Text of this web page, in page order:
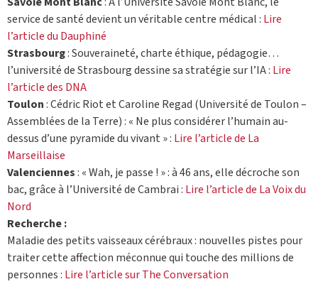
service de santé devient un véritable centre médical : Lire
l’article du Dauphiné
Strasbourg: Souveraineté, charte éthique, pédagogie…
l’université de Strasbourg dessine sa stratégie sur l’IA : Lire
l’article des DNA
Toulon: Cédric Riot et Caroline Regad (Université de Toulon –
Assemblées de la Terre) : « Ne plus considérer l’humain au-
dessus d’une pyramide du vivant » : Lire l’article de La
Marseillaise
Valenciennes: « Wah, je passe ! » : à 46 ans, elle décroche son
bac, grâce à l’Université de Cambrai : Lire l’article de La Voix du
Nord
Recherche :
Maladie des petits vaisseaux cérébraux : nouvelles pistes pour
traiter cette affection méconnue qui touche des millions de
personnes : Lire l’article sur The Conversation